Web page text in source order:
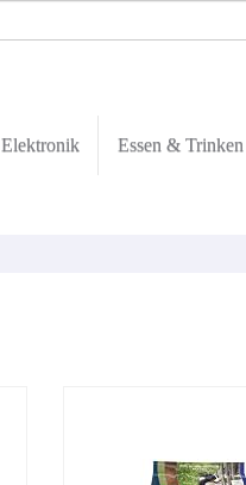
Elektronik Essen & Trinken